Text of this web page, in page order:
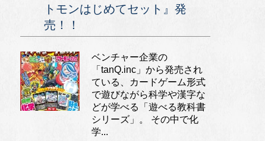
トモンはじめてセット』発
売！！
ベンチャー企業の
「tanQ.inc」から発売され
ている、カードゲーム形式
で遊びながら科学や漢字な
どが学べる「遊べる教科書
シリーズ」。 その中で化
学...